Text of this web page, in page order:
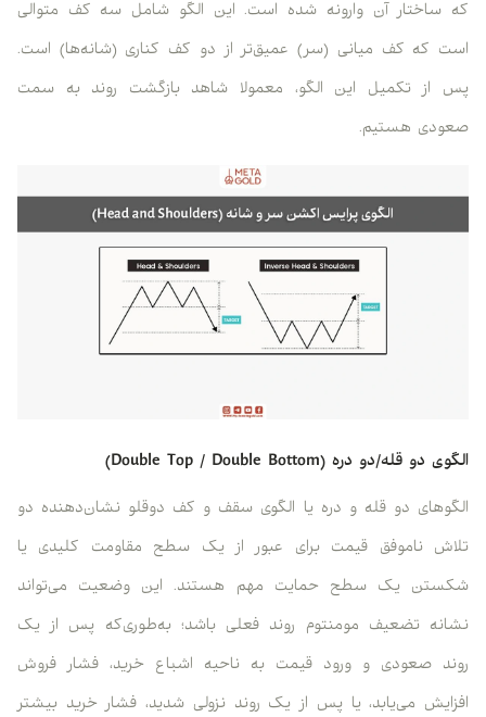
که ساختار آن وارونه شده است. این الگو شامل سه کف متوالی
است که کف میانی (سر) عمیق‌تر از دو کف کناری (شانه‌ها) است.
پس از تکمیل این الگو، معمولا شاهد بازگشت روند به سمت
صعودی هستیم.
الگوی دو قله/دو دره (Double Top / Double Bottom)
الگوهای دو قله و دره یا الگوی سقف و کف دوقلو نشان‌دهنده دو
تلاش ناموفق قیمت برای عبور از یک سطح مقاومت کلیدی یا
شکستن یک سطح حمایت مهم هستند. این وضعیت می‌تواند
نشانه تضعیف مومنتوم روند فعلی باشد؛ به‌طوری‌که پس از یک
روند صعودی و ورود قیمت به ناحیه اشباع خرید، فشار فروش
افزایش می‌یابد، یا پس از یک روند نزولی شدید، فشار خرید بیشتر